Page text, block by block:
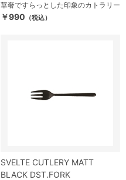
華奢ですらっとした印象のカトラリー
￥990 （税込）
SVELTE CUTLERY MATT
BLACK DST.FORK